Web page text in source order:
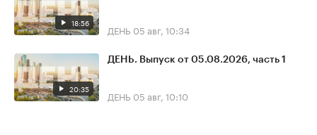
18:56 ДЕНЬ 05 авг, 10:34
20:35
ДЕНЬ. Выпуск от 05.08.2026, часть 1
ДЕНЬ 05 авг, 10:10